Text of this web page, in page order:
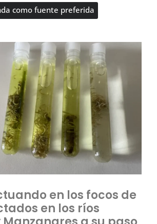
como fuente preferida
en los focos de
en los ríos